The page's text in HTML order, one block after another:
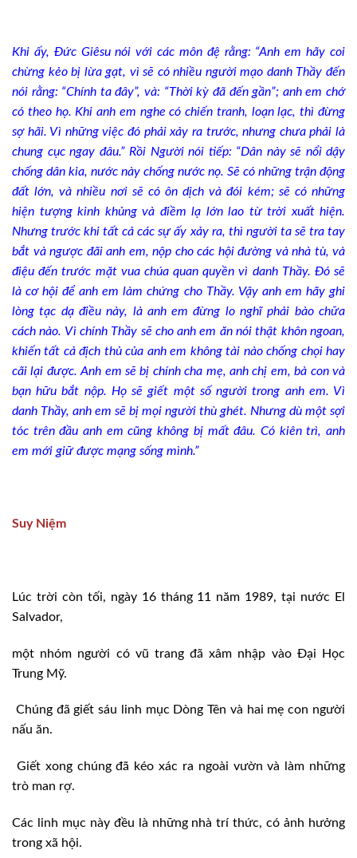
Khi ấy, Đức Giêsu nói với các môn đệ rằng: “Anh em hãy coi
chừng kẻo bị lừa gạt, vì sẽ có nhiều người mạo danh Thầy đến
nói rằng: “Chính ta đây”, và: “Thời kỳ đã đến gần”; anh em chớ
có theo họ. Khi anh em nghe có chiến tranh, loạn lạc, thì đừng
sợ hãi. Vì những việc đó phải xảy ra trước, nhưng chưa phải là
chung cục ngay đâu.” Rồi Người nói tiếp: “Dân này sẽ nổi dậy
chống dân kia, nước này chống nước nọ. Sẽ có những trận động
đất lớn, và nhiều nơi sẽ có ôn dịch và đói kém; sẽ có những
hiện tượng kinh khủng và điềm lạ lớn lao từ trời xuất hiện.
Nhưng trước khi tất cả các sự ấy xảy ra, thì người ta sẽ tra tay
bắt và ngược đãi anh em, nộp cho các hội đường và nhà tù, và
điệu đến trước mặt vua chúa quan quyền vì danh Thầy. Ðó sẽ
là cơ hội để anh em làm chứng cho Thầy. Vậy anh em hãy ghi
lòng tạc dạ điều này, là anh em đừng lo nghĩ phải bào chữa
cách nào. Vì chính Thầy sẽ cho anh em ăn nói thật khôn ngoan,
khiến tất cả địch thủ của anh em không tài nào chống chọi hay
cãi lại được. Anh em sẽ bị chính cha mẹ, anh chị em, bà con và
bạn hữu bắt nộp. Họ sẽ giết một số người trong anh em. Vì
danh Thầy, anh em sẽ bị mọi người thù ghét. Nhưng dù một sợi
tóc trên đầu anh em cũng không bị mất đâu. Có kiên trì, anh
em mới giữ được mạng sống mình.”
Suy Niệm
Lúc trời còn tối, ngày 16 tháng 11 năm 1989, tại nước El
Salvador,
một nhóm người có vũ trang đã xâm nhập vào Đại Học
Trung Mỹ.
Chúng đã giết sáu linh mục Dòng Tên và hai mẹ con người
nấu ăn.
Giết xong chúng đã kéo xác ra ngoài vườn và làm những
trò man rợ.
Các linh mục này đều là những nhà trí thức, có ảnh hưởng
trong xã hội.